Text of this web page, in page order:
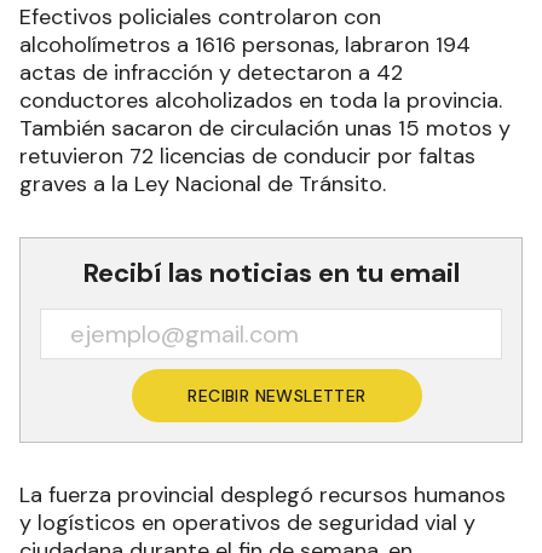
Efectivos policiales controlaron con
alcoholímetros a 1616 personas, labraron 194
actas de infracción y detectaron a 42
conductores alcoholizados en toda la provincia.
También sacaron de circulación unas 15 motos y
retuvieron 72 licencias de conducir por faltas
graves a la Ley Nacional de Tránsito.
Recibí las noticias en tu email
RECIBIR NEWSLETTER
La fuerza provincial desplegó recursos humanos
y logísticos en operativos de seguridad vial y